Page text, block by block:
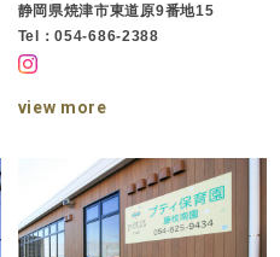
静岡県焼津市東道原9番地15
Tel：054-686-2388
view more